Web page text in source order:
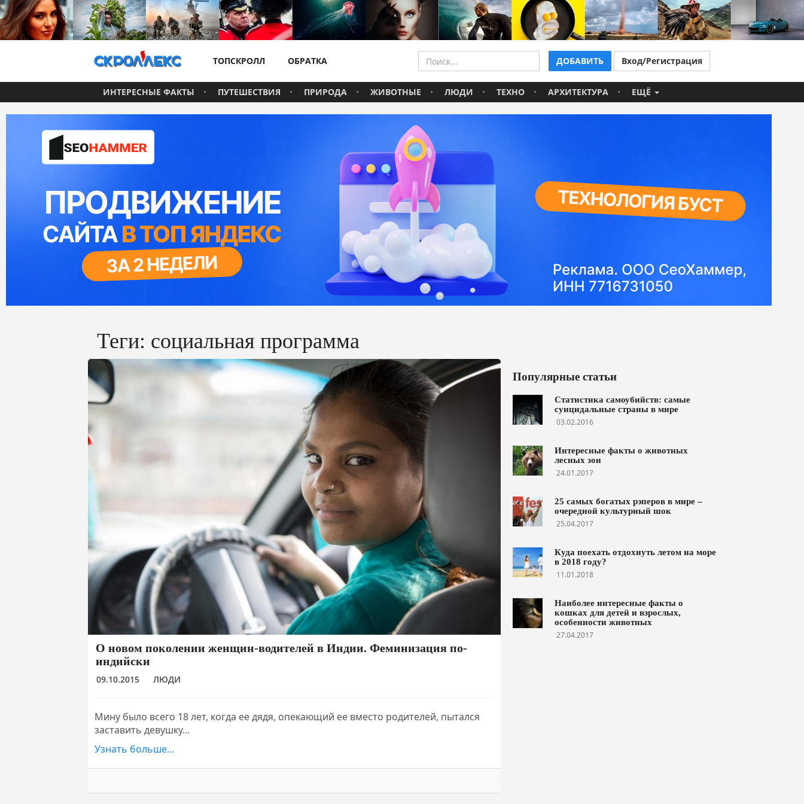
ДОБАВИТЬ Вход/Регистрация
ТОПСКРОЛЛ ОБРАТКА
ИНТЕРЕСНЫЕ ФАКТЫ ПУТЕШЕСТВИЯ ПРИРОДА ЖИВОТНЫЕ ЛЮДИ ТЕХНО АРХИТЕКТУРА ЕЩЁ
Теги: социальная программа
О новом поколении женщин-водителей в Индии. Феминизация по-
индийски
09.10.2015 ЛЮДИ
Мину было всего 18 лет, когда ее дядя, опекающий ее вместо родителей, пытался
заставить девушку…
Узнать больше…
Популярные статьи
Статистика самоубийств: самые
суицидальные страны в мире
03.02.2016
Интересные факты о животных
лесных зон
24.01.2017
25 самых богатых рэперов в мире –
очередной культурный шок
25.04.2017
Куда поехать отдохнуть летом на море
в 2018 году?
11.01.2018
Наиболее интересные факты о
кошках для детей и взрослых,
особенности животных
27.04.2017